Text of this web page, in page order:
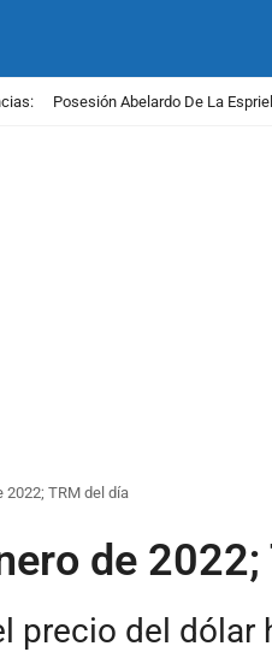
Posesión Abelardo De La
2022; TRM del día
de
precio del dólar